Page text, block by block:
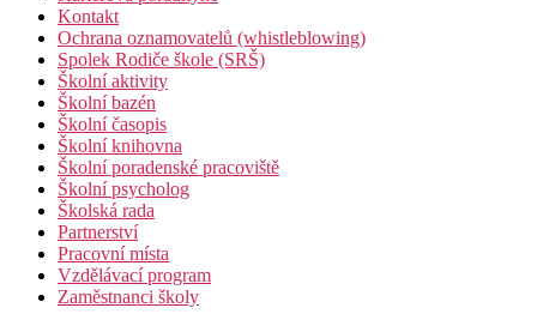
Kontakt
Ochrana oznamovatelů (whistleblowing)
Spolek Rodiče škole (SRŠ)
Školní aktivity
Školní bazén
Školní časopis
Školní knihovna
Školní poradenské pracoviště
Školní psycholog
Školská rada
Partnerství
Pracovní místa
Vzdělávací program
Zaměstnanci školy